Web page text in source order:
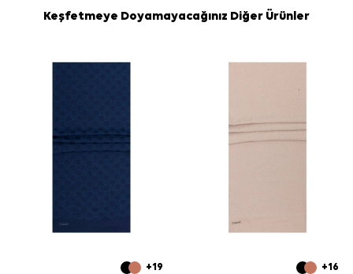
Keşfetmeye Doyamayacağınız Diğer Ürünler
+19 +16